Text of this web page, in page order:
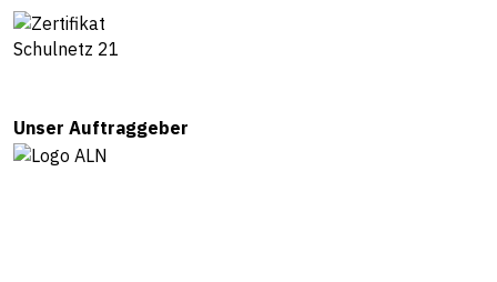
Unser Auftraggeber